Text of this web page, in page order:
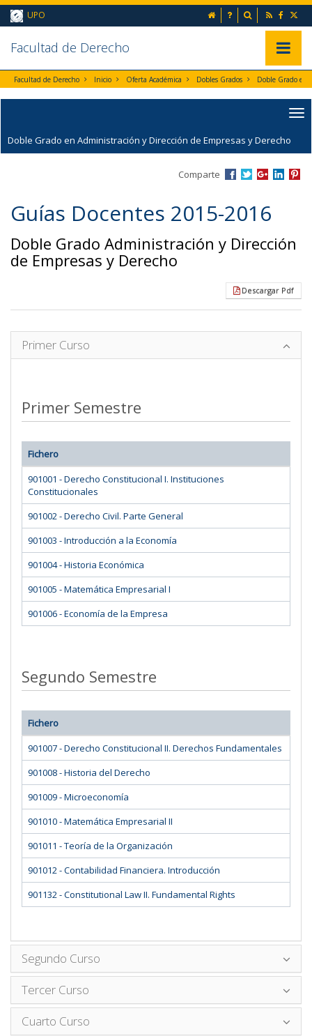
Ir al contenido principal de la página (alt + s)
Ir a la cabecera de la página (alt + c)
Ir al pie de la página (alt + p)
Ir al menú principal (alt + u)
UPO inicio Preguntas
Buscador
Facultad de Derecho
Facultad de Derecho Inicio Oferta Académica Dobles Grados
Doble Grado en Administración y Dirección de Empresas y Derecho
Comparte
Guías Docentes 2015-2016
Doble Grado Administración y Dirección
de Empresas y Derecho
Descargar Pdf
Primer Curso
Primer Semestre
Fichero
901001 - Derecho Constitucional I. Instituciones
Constitucionales
901002 - Derecho Civil. Parte General
901003 - Introducción a la Economía
901004 - Historia Económica
901005 - Matemática Empresarial I
901006 - Economía de la Empresa
Segundo Semestre
Fichero
901007 - Derecho Constitucional II. Derechos Fundamentales
901008 - Historia del Derecho
901009 - Microeconomía
901010 - Matemática Empresarial II
901011 - Teoría de la Organización
901012 - Contabilidad Financiera. Introducción
901132 - Constitutional Law II. Fundamental Rights
Segundo Curso
Tercer Curso
Cuarto Curso